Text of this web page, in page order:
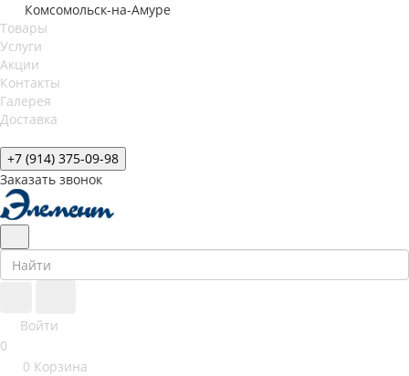
Комсомольск-на-Амуре
Товары
Услуги
Акции
Контакты
Галерея
Доставка
+7 (914) 375-09-98
Заказать звонок
Войти
0
0 Корзина